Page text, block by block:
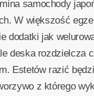
samochody
W większość
dodatki jak
deska rozdzielcza
Estetów razić
z którego